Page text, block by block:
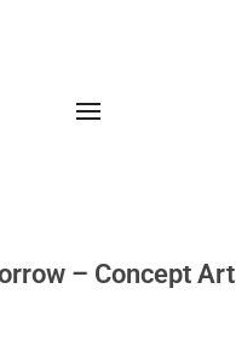
– Concept Art